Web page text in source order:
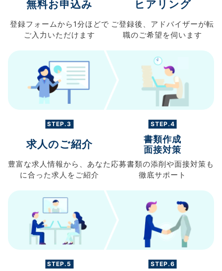
無料お申込み
登録フォームから 1分ほどで
ご入力 いただけます
ヒアリング
ご登録後、 アドバイザーが転
職のご希望を伺います
STEP.3
求人のご紹介
豊富な求人情報から、 あなた
に合った求人を ご紹介
STEP.4
書類作成
面接対策
応募書類の添削や面接対策も
徹底サポート
STEP.5 STEP.6